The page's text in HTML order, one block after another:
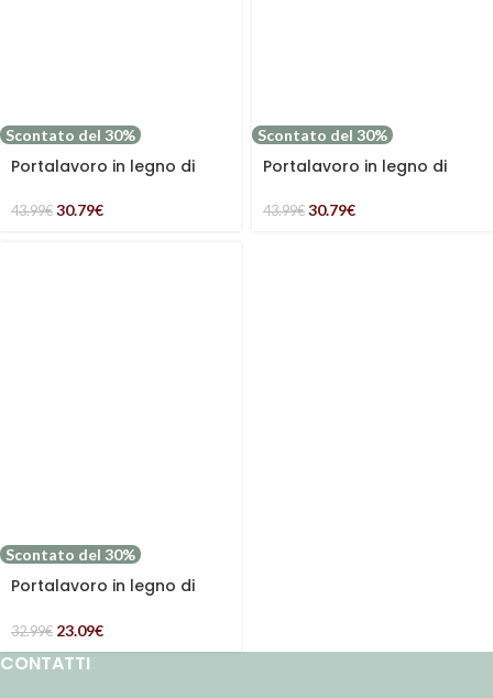
Scontato del 30%
Portalavoro in legno di
43.99€ 30.79€
Scontato del 30%
Portalavoro in legno di
43.99€ 30.79€
Scontato del 30%
Portalavoro in legno di
32.99€ 23.09€
CONTATTI